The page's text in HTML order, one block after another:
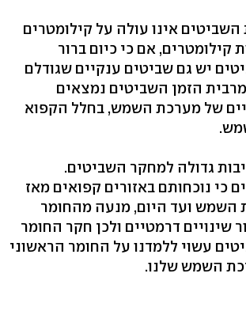
אינו עולה על קילומטרים
קילומטרים, אם כי כיום ברור
יש גם שביטים ענקיים שגודלם
ק"מ. מרבית הזמן השביטים נמצאים
של מערכת השמש, בחלל הקפוא
גדולה למחקר השביטים.
כי נוכחותם באזורים קפואים מאז
השמש ועד היום, מנעה מהחומר
שינויים דרמטיים ולכן חקר החומר
עשוי ללמדנו על החומר הראשוני
השמש שלנו.